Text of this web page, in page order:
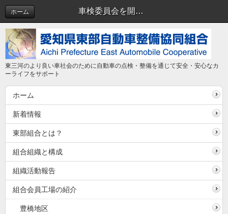
車検委員会を開催しました。 | 車検委員会
ホーム
東三河のより良い車社会のために自動車の点検・整備を通じて安全・安心なカ
ーライフをサポート
ホーム
新着情報
東部組合とは？
組合組織と構成
組織活動報告
組合会員工場の紹介
豊橋地区